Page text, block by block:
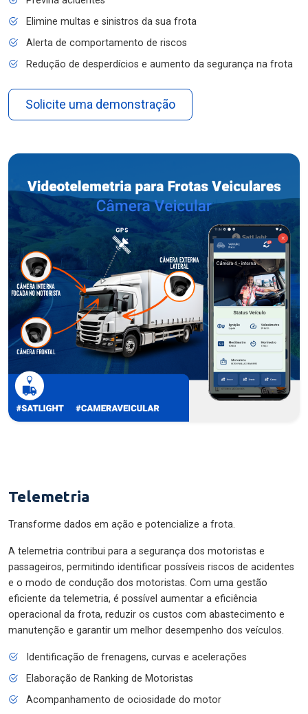
Elimine multas e sinistros da sua frota
Alerta de comportamento de riscos
Redução de desperdícios e aumento da segurança na frota
Solicite uma demonstração
Telemetria
Transforme dados em ação e potencialize a frota.
A telemetria contribui para a segurança dos motoristas e
passageiros, permitindo identificar possíveis riscos de acidentes
e o modo de condução dos motoristas. Com uma gestão
eficiente da telemetria, é possível aumentar a eficiência
operacional da frota, reduzir os custos com abastecimento e
manutenção e garantir um melhor desempenho dos veículos.
Identificação de frenagens, curvas e acelerações
Elaboração de Ranking de Motoristas
Acompanhamento de ociosidade do motor